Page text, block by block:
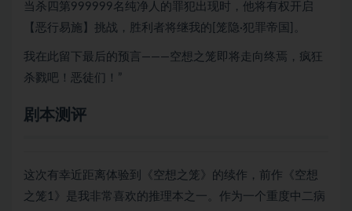
当杀四第999999名纯净人的罪犯出现时，他将有权开启
【恶行易施】挑战，胜利者将继我的[笼隐·犯罪帝国]。
我在此留下最后的预言———空想之笼即将走向终焉，疯狂
杀戮吧！恶徒们！”
剧本测评
这次有幸近距离体验到《空想之笼》的续作，前作《空想
之笼1》是我非常喜欢的推理本之一。作为一个重度中二病